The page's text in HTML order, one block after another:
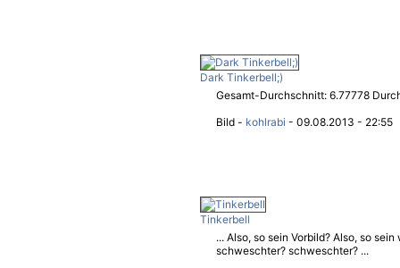
Dark Tinkerbell;)
Gesamt-Durchschnitt: 6.77778
Bild - kohlrabi - 09.08.2013 - 22:55
Tinkerbell
... Also, so sein Vorbild? Also, so
schweschter? schweschter? ...